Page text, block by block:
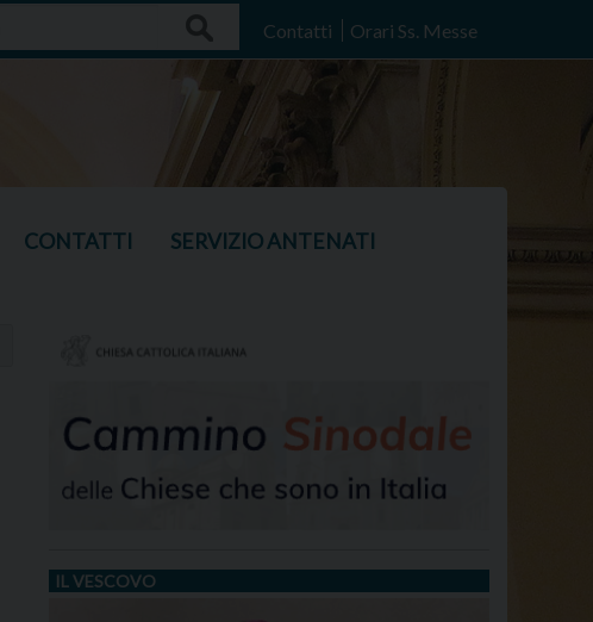
Contatti Orari Ss. Messe
CONTATTI SERVIZIO ANTENATI
IL VESCOVO